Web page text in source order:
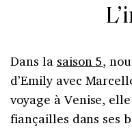
Dans la saison 5,
d’Emily avec
voyage à Venise,
fiançailles dans ses